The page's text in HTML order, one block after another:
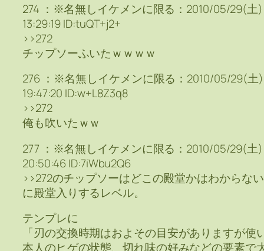
274 ：※名無しイケメンに限る：2010/05/29(土)
13:29:19 ID:tuQT+j2+
>>272
チップソーふいたｗｗｗｗ
276 ：※名無しイケメンに限る：2010/05/29(土)
19:47:20 ID:w+L8Z3q8
>>272
俺も吹いたｗｗ
277 ：※名無しイケメンに限る：2010/05/29(土)
20:50:46 ID:7iWbu2Q6
>>272のチップソーはどこの殿堂かはわからな
に殿堂入りするレベル。
テンプレに
「刃の交換時期はおよその目安がありますが使
本人のヒゲの状態、切れ味の好みなどの要素で